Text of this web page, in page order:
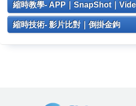
縮時教學- APP｜SnapShot｜
縮時技術- 影片比對｜倒掛金鉤